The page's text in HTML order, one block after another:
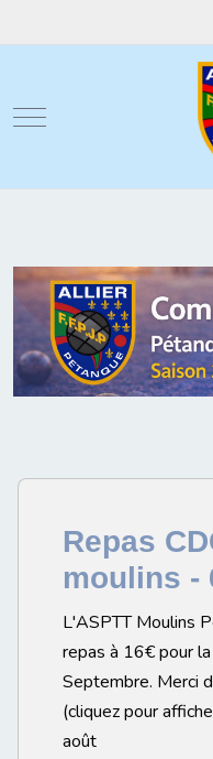
Mobile Menu Toggle
Repas
moulins -
L'ASPTT Moulins
repas à 16€ pour
Septembre. Merci
(cliquez pour
août